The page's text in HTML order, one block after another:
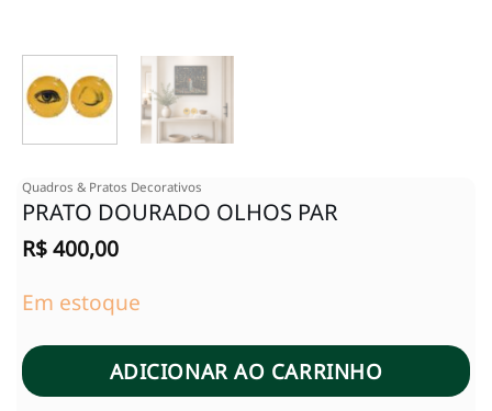
Quadros & Pratos Decorativos
PRATO DOURADO OLHOS PAR
R$400,00
Em estoque
ADICIONAR AO CARRINHO